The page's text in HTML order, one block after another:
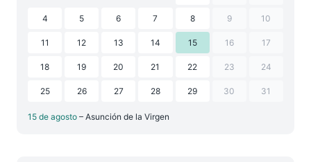
4 5 6 7 8 9 10
11 12 13 14 15 16 17
18 19 20 21 22 23 24
25 26 27 28 29 30 31
15 de agosto – Asunción de la Virgen